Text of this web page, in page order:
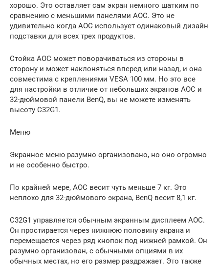
хорошо. Это оставляет сам экран немного шатким по
сравнению с меньшими панелями AOC. Это не
удивительно когда AOC использует одинаковый дизайн
подставки для всех трех продуктов.
Стойка AOC может поворачиваться из стороны в
сторону и может наклоняться вперед или назад, и она
совместима с креплениями VESA 100 мм. Но это все
для настройки в отличие от небольших экранов AOC и
32-дюймовой панели BenQ, вы не можете изменять
высоту C32G1.
Меню
Экранное меню разумно организовано, но оно огромно
и не особенно быстро.
По крайней мере, AOC весит чуть меньше 7 кг. Это
неплохо для 32-дюймового экрана, BenQ весит 8,1 кг.
C32G1 управляется обычным экранным дисплеем AOC.
Он простирается через нижнюю половину экрана и
перемещается через ряд кнопок под нижней рамкой. Он
разумно организован, с обычными опциями в их
обычных местах, но его размер раздражает. Это также